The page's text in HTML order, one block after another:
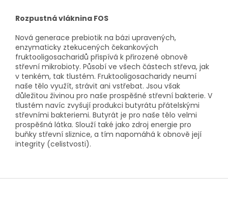
Rozpustná vláknina FOS
Nová generace prebiotik na bázi upravených,
enzymaticky ztekucených čekankových
fruktooligosacharidů přispívá k přirozené obnově
střevní mikrobioty. Působí ve všech částech střeva, jak
v tenkém, tak tlustém. Fruktooligosacharidy neumí
naše tělo využít, strávit ani vstřebat. Jsou však
důležitou živinou pro naše prospěšné střevní bakterie. V
tlustém navíc zvyšují produkci butyrátu přátelskými
střevními bakteriemi. Butyrát je pro naše tělo velmi
prospěšná látka. Slouží také jako zdroj energie pro
buňky střevní sliznice, a tím napomáhá k obnově její
integrity (celistvosti).
Z